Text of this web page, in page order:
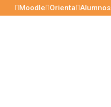
Moodle Orienta Alumnos